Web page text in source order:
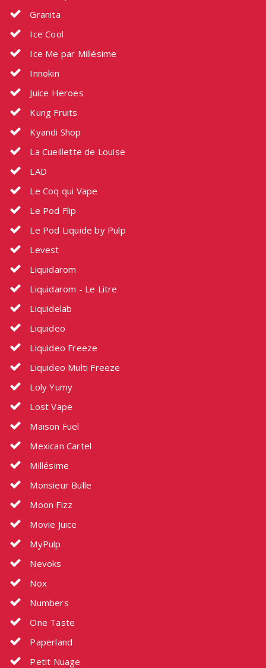
Granita
Ice Cool
Ice Me par Millésime
Innokin
Juice Heroes
Kung Fruits
Kyandi Shop
La Cueillette de Louise
LAD
Le Coq qui Vape
Le Pod Flip
Le Pod Liquide by Pulp
Levest
Liquidarom
Liquidarom - Le Litre
Liquidelab
Liquideo
Liquideo Freeze
Liquideo Multi Freeze
Loly Yumy
Lost Vape
Maison Fuel
Mexican Cartel
Millésime
Monsieur Bulle
Moon Fizz
Movie Juice
MyPulp
Nevoks
Nox
Numbers
One Taste
Paperland
Petit Nuage